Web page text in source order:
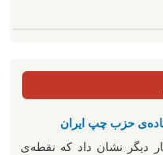
حزب چپ ایران
دی‌ماه ۱۴۰۴ بار دیگر نشان داد که نقطه‌ی